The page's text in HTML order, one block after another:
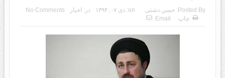
Posted By: حسن دشتی on: دی ۰۷, ۱۳۹۴ در: اخبار
No Comments
چاپ
Email